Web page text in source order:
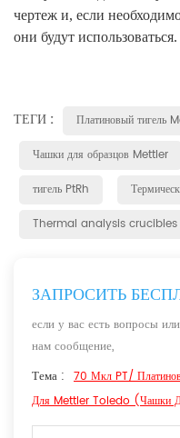
чертеж и, если
они будут использоваться.
ТЕГИ :
Платиновый тигель
Чашки для образцов Mettler
тигель PtRh
Thermal analysis crucibles
ЗАПРОСИТЬ
если у вас есть вопросы
нам сообщение,
Тема : 70 Мкл PT/
Для Mettler Toledo (чашки